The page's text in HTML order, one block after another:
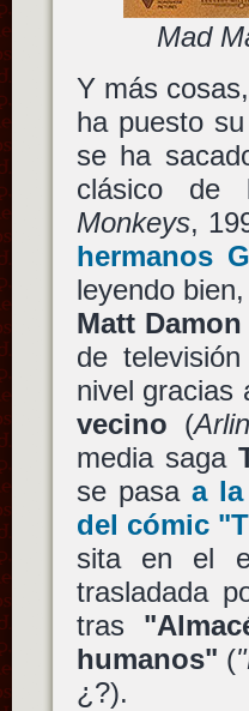
Mad
Y más
ha puesto
se ha
clásico de
Monkeys,
hermanos
leyendo
Matt Damon
de
nivel gracias
vecino (
media saga
se pasa a
del cómic
sita en el
trasladada
tras
humanos" (
¿?).